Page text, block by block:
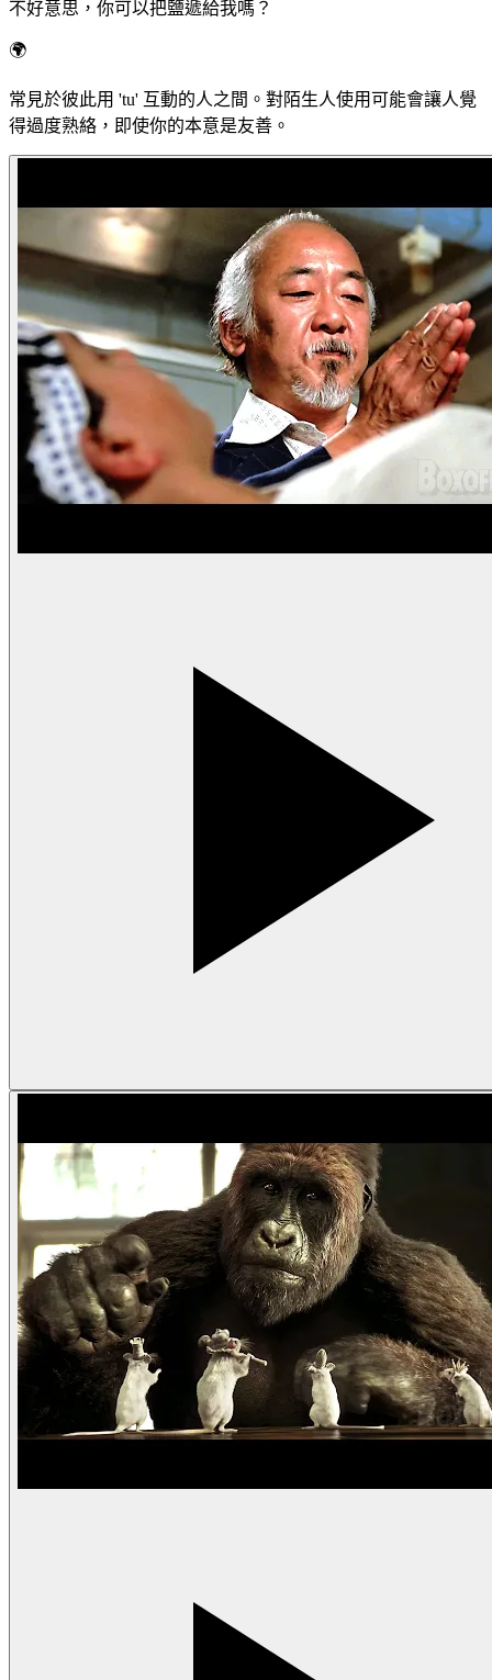
不好意思，你可以把鹽遞給我嗎？
🌍
常見於彼此用 'tu' 互動的人之間。對陌生人使用可能會讓人覺
得過度熟絡，即使你的本意是友善。